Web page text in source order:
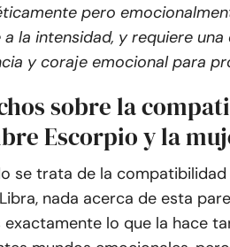
pero
a la intensidad, y requiere
y coraje emocional para
sobre la
Escorpio y la
se trata de la
nada acerca de esta
exactamente lo que la hace